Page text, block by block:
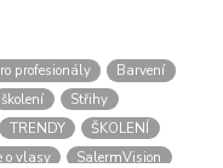
profesionály
Barvení
školení
Střihy
TRENDY
ŠKOLENÍ
o vlasy
SalermVision